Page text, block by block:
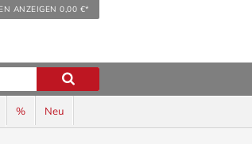
ANZEIGEN 0,00 €*
% Neu